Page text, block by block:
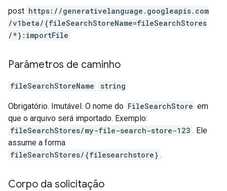
post https: / /generativelanguage.googleapis.com
/v1beta/{fileSearchStoreName=fileSearchStores
/*}:importFile
Parâmetros de caminho
fileSearchStoreName string
Obrigatório. Imutável. O nome do FileSearchStore em
que o arquivo será importado. Exemplo:
fileSearchStores/my-file-search-store-123 . Ele
assume a forma
fileSearchStores/{filesearchstore} .
Corpo da solicitação